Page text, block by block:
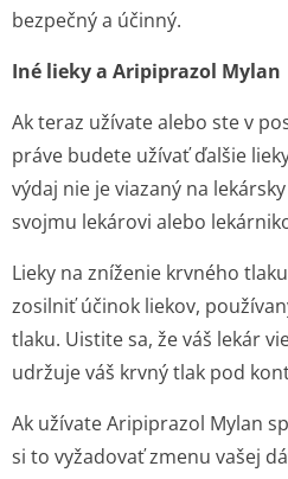
bezpečný a účinný.
Iné lieky a Aripiprazol Mylan
Ak teraz užívate alebo ste v
práve budete užívať ďalšie
výdaj nie je viazaný na
svojmu lekárovi alebo
Lieky na zníženie krvného
zosilniť účinok liekov,
tlaku. Uistite sa, že váš lekár
udržuje váš krvný tlak pod
Ak užívate Aripiprazol Mylan
si to vyžadovať zmenu vašej